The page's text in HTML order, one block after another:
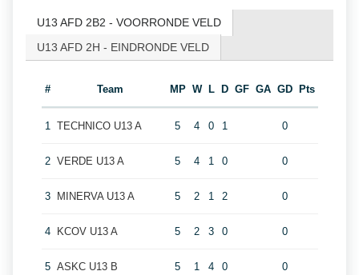
U13 AFD 2B2 - VOORRONDE VELD
U13 AFD 2H - EINDRONDE VELD
# Team MP W L D GF GA GD Pts
1 TECHNICO U13 A 5 4 0 1 0
2 VERDE U13 A 5 4 1 0 0
3 MINERVA U13 A 5 2 1 2 0
4 KCOV U13 A 5 2 3 0 0
5 ASKC U13 B 5 1 4 0 0